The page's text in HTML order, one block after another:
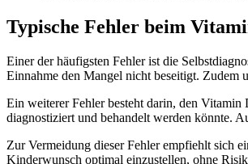
Typische Fehler beim
Einer der häufigsten Fehler ist die
Einnahme den Mangel nicht beseitigt. Zudem
Ein weiterer Fehler besteht darin, den
diagnostiziert und behandelt werden könnte.
Zur Vermeidung dieser Fehler empfiehlt sich
Kinderwunsch optimal einzustellen, ohne